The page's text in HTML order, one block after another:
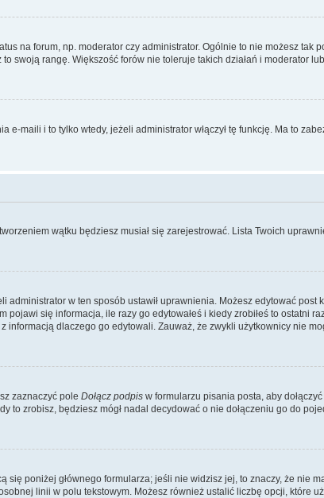
na forum, np. moderator czy administrator. Ogólnie to nie możesz tak
swoją rangę. Większość forów nie toleruje takich działań i moderator
maili i to tylko wtedy, jeżeli administrator włączył tę funkcję. Ma to
wątku będziesz musiał się zarejestrować. Lista Twoich
w ten sposób ustawił uprawnienia. Możesz edytować post
się informacja, ile razy go edytowałeś i kiedy zrobiłeś to ostatni
dlaczego go edytowali. Zauważ, że zwykli użytkownicy nie
zaznaczyć pole Dołącz podpis w formularzu pisania posta, aby
zrobisz, będziesz mógł nadal decydować o nie dołączeniu go do
poniżej głównego formularza; jeśli nie widzisz jej, to znaczy, że nie
linii w polu tekstowym. Możesz również ustalić liczbę opcji, które